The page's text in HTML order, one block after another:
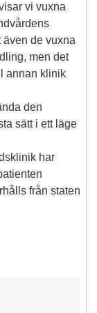
vi vuxna
även de vuxna
men det
annan klinik
den
sätt i ett läge
har
från staten